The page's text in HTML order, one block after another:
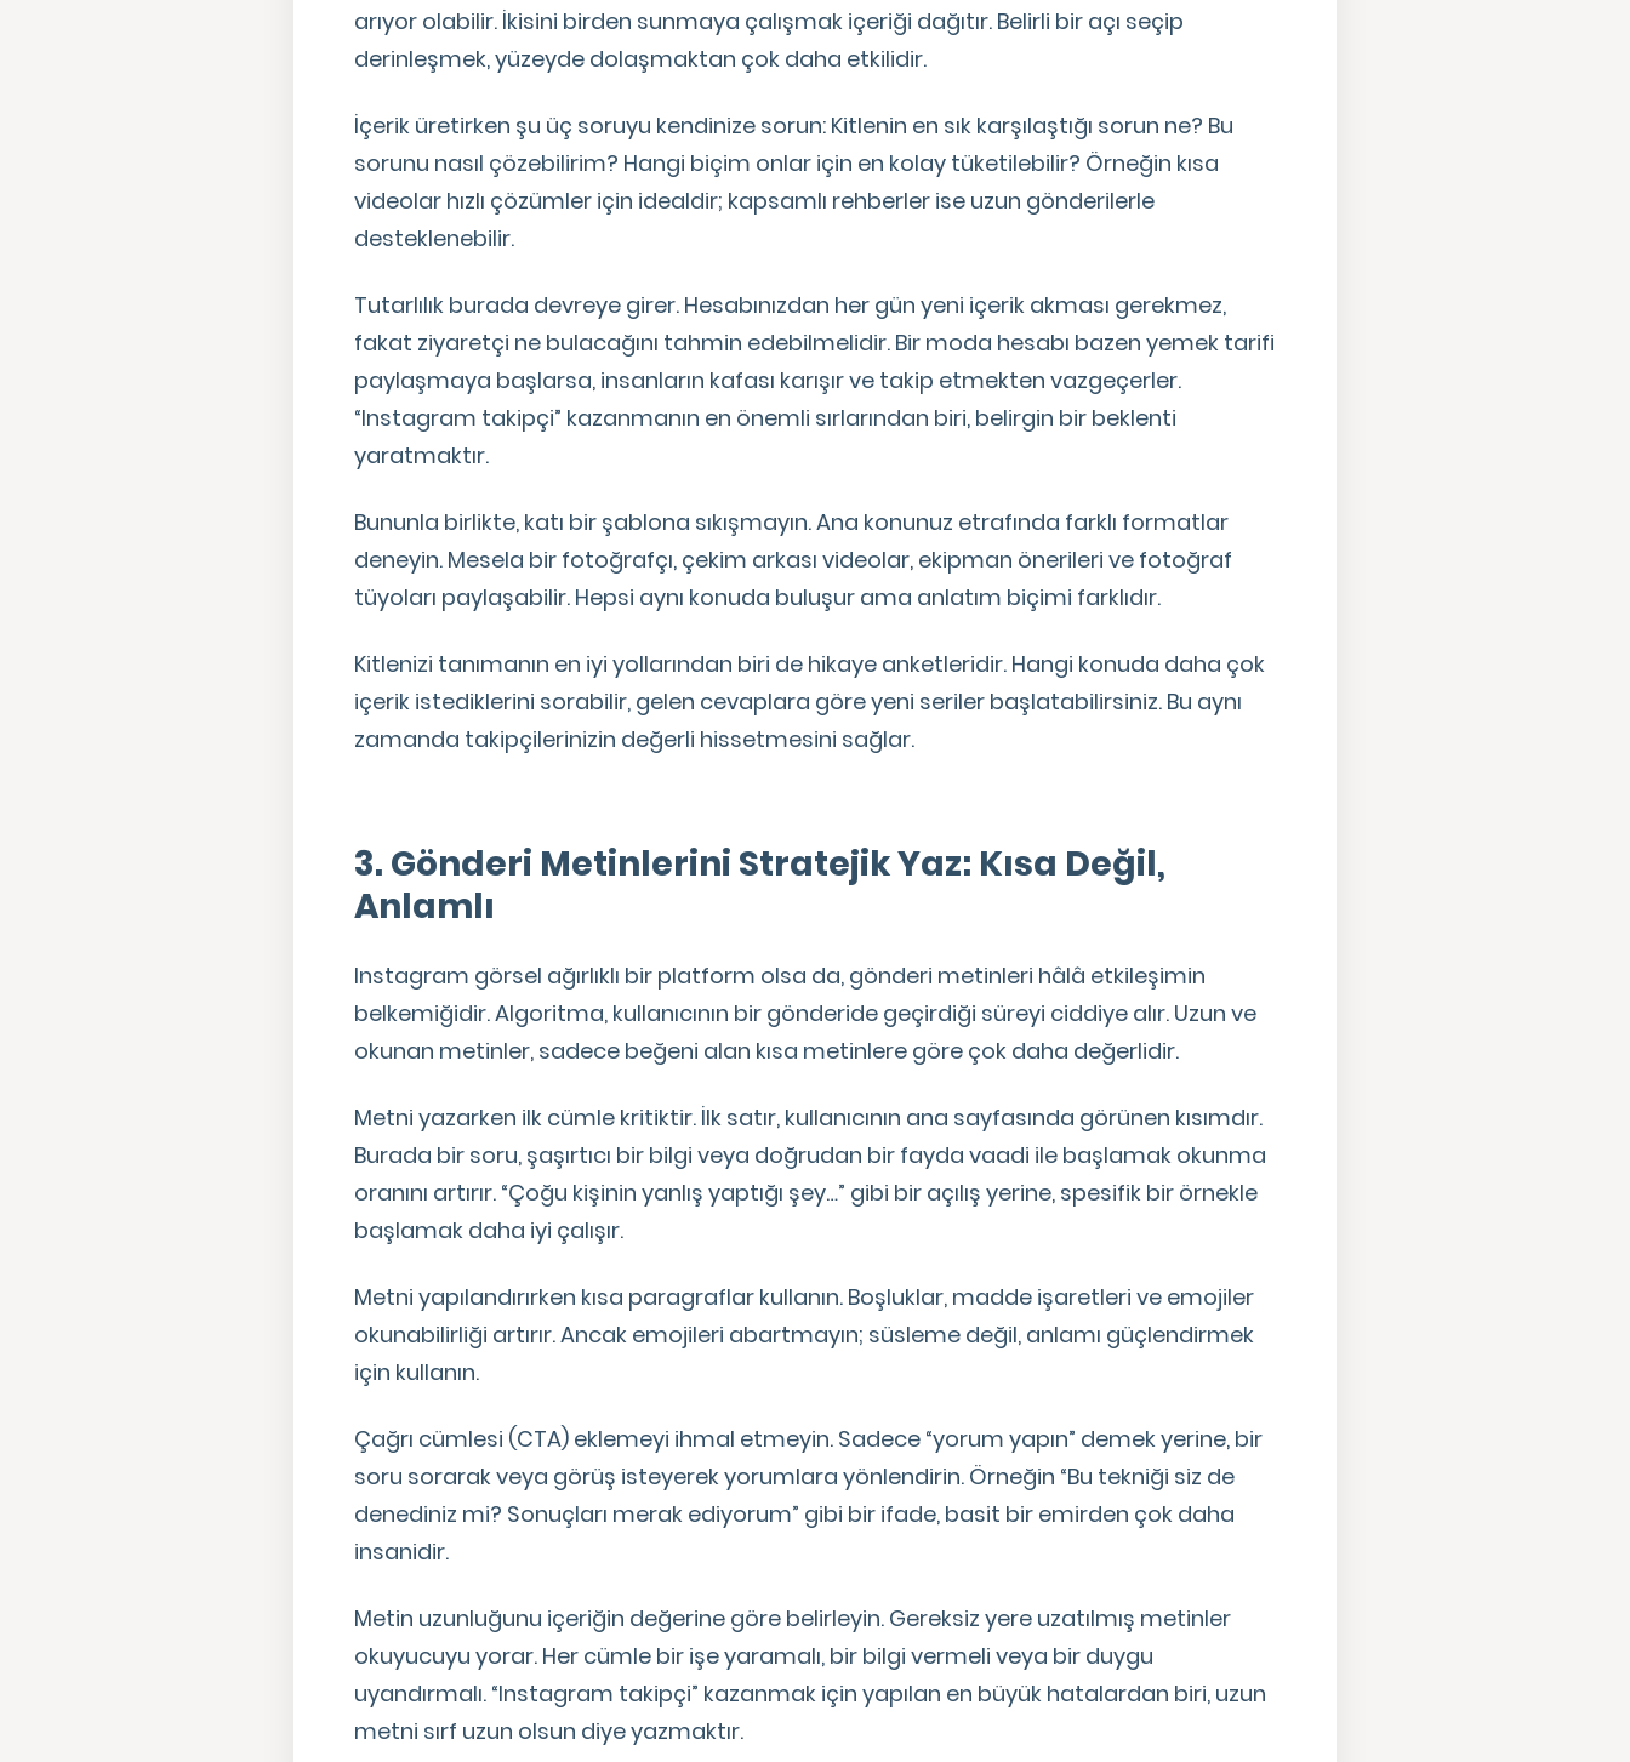
arıyor olabilir. İkisini birden sunmaya çalışmak içeriği dağıtır. Belirli bir açı seçip
derinleşmek, yüzeyde dolaşmaktan çok daha etkilidir.
İçerik üretirken şu üç soruyu kendinize sorun: Kitlenin en sık karşılaştığı sorun ne? Bu
sorunu nasıl çözebilirim? Hangi biçim onlar için en kolay tüketilebilir? Örneğin kısa
videolar hızlı çözümler için idealdir; kapsamlı rehberler ise uzun gönderilerle
desteklenebilir.
Tutarlılık burada devreye girer. Hesabınızdan her gün yeni içerik akması gerekmez,
fakat ziyaretçi ne bulacağını tahmin edebilmelidir. Bir moda hesabı bazen yemek tarifi
paylaşmaya başlarsa, insanların kafası karışır ve takip etmekten vazgeçerler.
“Instagram takipçi” kazanmanın en önemli sırlarından biri, belirgin bir beklenti
yaratmaktır.
Bununla birlikte, katı bir şablona sıkışmayın. Ana konunuz etrafında farklı formatlar
deneyin. Mesela bir fotoğrafçı, çekim arkası videolar, ekipman önerileri ve fotoğraf
tüyoları paylaşabilir. Hepsi aynı konuda buluşur ama anlatım biçimi farklıdır.
Kitlenizi tanımanın en iyi yollarından biri de hikaye anketleridir. Hangi konuda daha çok
içerik istediklerini sorabilir, gelen cevaplara göre yeni seriler başlatabilirsiniz. Bu aynı
zamanda takipçilerinizin değerli hissetmesini sağlar.
3. Gönderi Metinlerini Stratejik Yaz: Kısa Değil,
Anlamlı
Instagram görsel ağırlıklı bir platform olsa da, gönderi metinleri hâlâ etkileşimin
belkemiğidir. Algoritma, kullanıcının bir gönderide geçirdiği süreyi ciddiye alır. Uzun ve
okunan metinler, sadece beğeni alan kısa metinlere göre çok daha değerlidir.
Metni yazarken ilk cümle kritiktir. İlk satır, kullanıcının ana sayfasında görünen kısımdır.
Burada bir soru, şaşırtıcı bir bilgi veya doğrudan bir fayda vaadi ile başlamak okunma
oranını artırır. “Çoğu kişinin yanlış yaptığı şey…” gibi bir açılış yerine, spesifik bir örnekle
başlamak daha iyi çalışır.
Metni yapılandırırken kısa paragraflar kullanın. Boşluklar, madde işaretleri ve emojiler
okunabilirliği artırır. Ancak emojileri abartmayın; süsleme değil, anlamı güçlendirmek
için kullanın.
Çağrı cümlesi (CTA) eklemeyi ihmal etmeyin. Sadece “yorum yapın” demek yerine, bir
soru sorarak veya görüş isteyerek yorumlara yönlendirin. Örneğin “Bu tekniği siz de
denediniz mi? Sonuçları merak ediyorum” gibi bir ifade, basit bir emirden çok daha
insanidir.
Metin uzunluğunu içeriğin değerine göre belirleyin. Gereksiz yere uzatılmış metinler
okuyucuyu yorar. Her cümle bir işe yaramalı, bir bilgi vermeli veya bir duygu
uyandırmalı. “Instagram takipçi” kazanmak için yapılan en büyük hatalardan biri, uzun
metni sırf uzun olsun diye yazmaktır.